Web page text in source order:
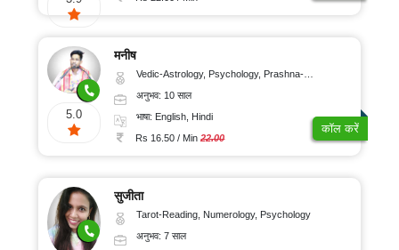
5.0
मनीष
Vedic-Astrology, Psychology, Prashna-Kundali
अनुभव: 10 साल
भाषा: English, Hindi
Rs 16.50 / Min22.00
कॉल करें
सुजीता
Tarot-Reading, Numerology, Psychology
अनुभव: 7 साल